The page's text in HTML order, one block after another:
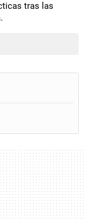
tras las